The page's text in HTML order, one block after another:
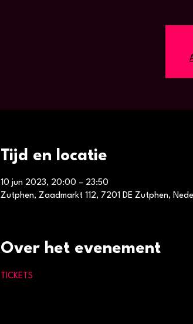
Tijd en locatie
10 jun 2023, 20:00 – 23:50
Zutphen, Zaadmarkt 112, 7201 DE Zutphen,
Over het evenement
TICKETS